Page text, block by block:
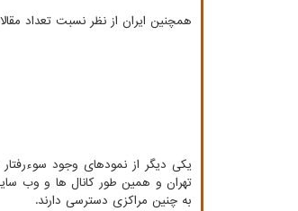
همچنین ایران از نظر نسبت تعداد
یکی دیگر از نمودهای وجود
تهران و همین طور کانال ها و وب
به چنین مراکزی دسترسی دارند.